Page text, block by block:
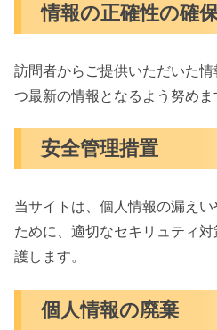
情報の正確性の確
訪問者からご提供いただいた
つ最新の情報となるよう努めま
安全管理措置
当サイトは、個人情報の漏え
ために、適切なセキリュティ
護します。
個人情報の廃棄